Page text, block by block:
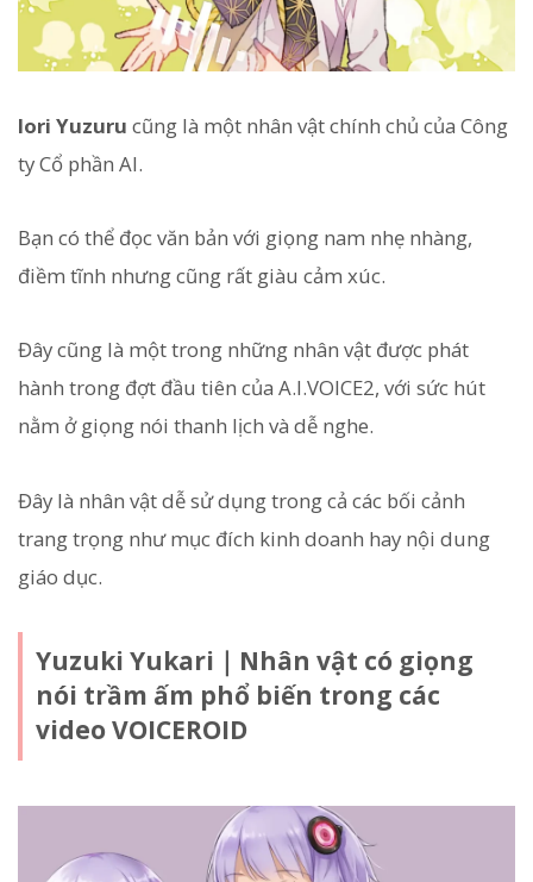
Iori Yuzuru cũng là một nhân vật chính chủ của Công
ty Cổ phần AI.
Bạn có thể đọc văn bản với giọng nam nhẹ nhàng,
điềm tĩnh nhưng cũng rất giàu cảm xúc.
Đây cũng là một trong những nhân vật được phát
hành trong đợt đầu tiên của A.I.VOICE2, với sức hút
nằm ở giọng nói thanh lịch và dễ nghe.
Đây là nhân vật dễ sử dụng trong cả các bối cảnh
trang trọng như mục đích kinh doanh hay nội dung
giáo dục.
Yuzuki Yukari｜Nhân vật có giọng
nói trầm ấm phổ biến trong các
video VOICEROID